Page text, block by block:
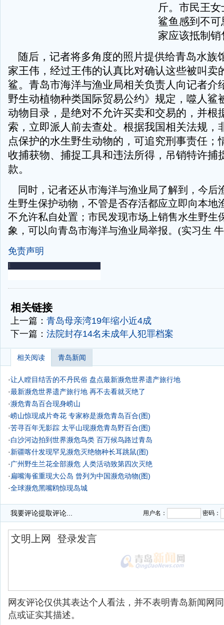
斤。市民王
鲨鱼感到不
家应该抵制
随后，记者将多角度的照片提供给青岛水族
家王伟，经过王伟的认真比对确认这些被叫卖
鲨。青岛市海洋与渔业局相关负责人向记者介
野生动植物种类国际贸易公约》规定，噬人鲨
动物目录，是绝对不允许买卖和交易的，并根
索，立即派人前去查处。根据我国相关法规，
点保护的水生野生动物的，可追究刑事责任；
收捕获物、捕捉工具和违法所得，吊销特许捕
款。
同时，记者还从市海洋与渔业局了解到，今后
生野生保护动物，不管是否存活都应立即向本地
不允许私自处置；市民发现市场上销售水生野生
象，可以向青岛市海洋与渔业局举报。(实习生
免责声明
-
相关链接
上一篇： 青岛母亲湾19年缩小近4成
下一篇： 法院封存14名未成年人犯罪档案
相关阅读 青岛新闻
·让人瞠目结舌的不丹民俗 盘点最新濒危世界遗产旅行地
·最新濒危世界遗产旅行地 再不去看就灭绝了
·濒危青岛百合现身崂山
·崂山惊现成片奇花 专家称是濒危青岛百合(图)
·苦寻百年无影踪 太平山现濒危青岛野百合(图)
·白沙河边拍到世界濒危鸟类 百万候鸟路过青岛
·新疆喀什发现罕见濒危灭绝物种长耳跳鼠(图)
· 广州野生兰花全部濒危 人类活动致第四次灭绝
· 扁嘴海雀重现大公岛 曾列为中国濒危动物(图)
·全球濒危黑嘴鸥惊现岛城
我要评论提取评论... 用户名： 密码：
网友评论仅供其表达个人看法，并不表明青岛新闻网
点或证实其描述。